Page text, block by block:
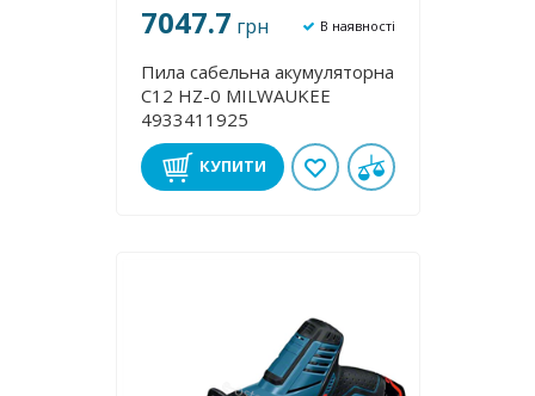
7047.7 грн В наявності
Пила сабельна акумуляторна
C12 HZ-0 MILWAUKEE
4933411925
КУПИТИ